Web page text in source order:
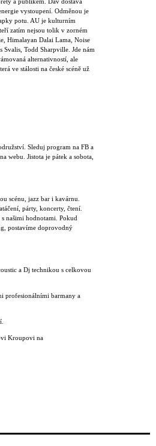
vystoupení. Odměnou je
potu. AU je kulturním
zatím nejsou tolik v zorném
Himalayan Dalai Lama, Noise
Todd Sharpville. Jde nám
alternativností, ale
ve stálosti na české scéně už
Sleduj program na FB a
webu. Jistota je pátek a sobota,
scénu, jazz bar i kavárnu.
párty, koncerty, čtení.
našimi hodnotami. Pokud
postavíme doprovodný
a Dj technikou s celkovou
profesionálními barmany a
Kroupovi na